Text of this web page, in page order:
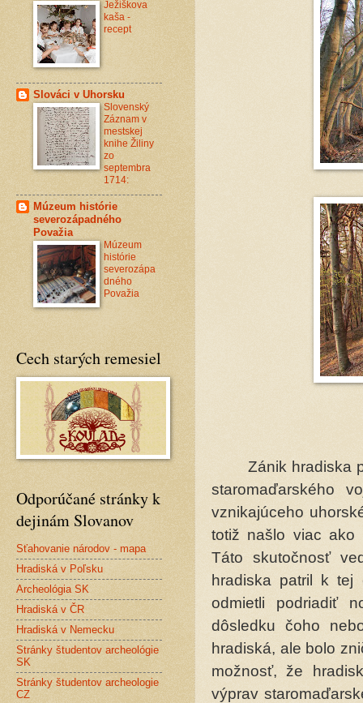
Zánik hradiska
staromaďarského
vznikajúceho
totiž našlo viac ako
Táto skutočnosť
hradiska patril k tej
odmietli podriadiť
dôsledku čoho
hradiská, ale bolo
možnosť, že
výprav
Ježiškova
kaša -
recept
Slováci v Uhorsku
Slovenský
Záznam v
mestskej
knihe Žiliny
zo
septembra
1714:
Múzeum histórie
severozápadného
Považia
Múzeum
histórie
severozápa
dného
Považia
Cech starých remesiel
Odporúčané stránky k
dejinám Slovanov
Sťahovanie národov - mapa
Hradiská v Poľsku
Archeológia SK
Hradiská v ČR
Hradiská v Nemecku
Stránky študentov archeológie
SK
Stránky študentov archeologie
CZ